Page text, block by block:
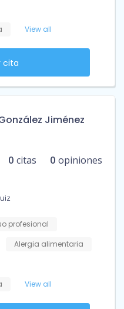
View all
cita
Jiménez
0 citas 0 opiniones
profesional
Alergia alimentaria
View all